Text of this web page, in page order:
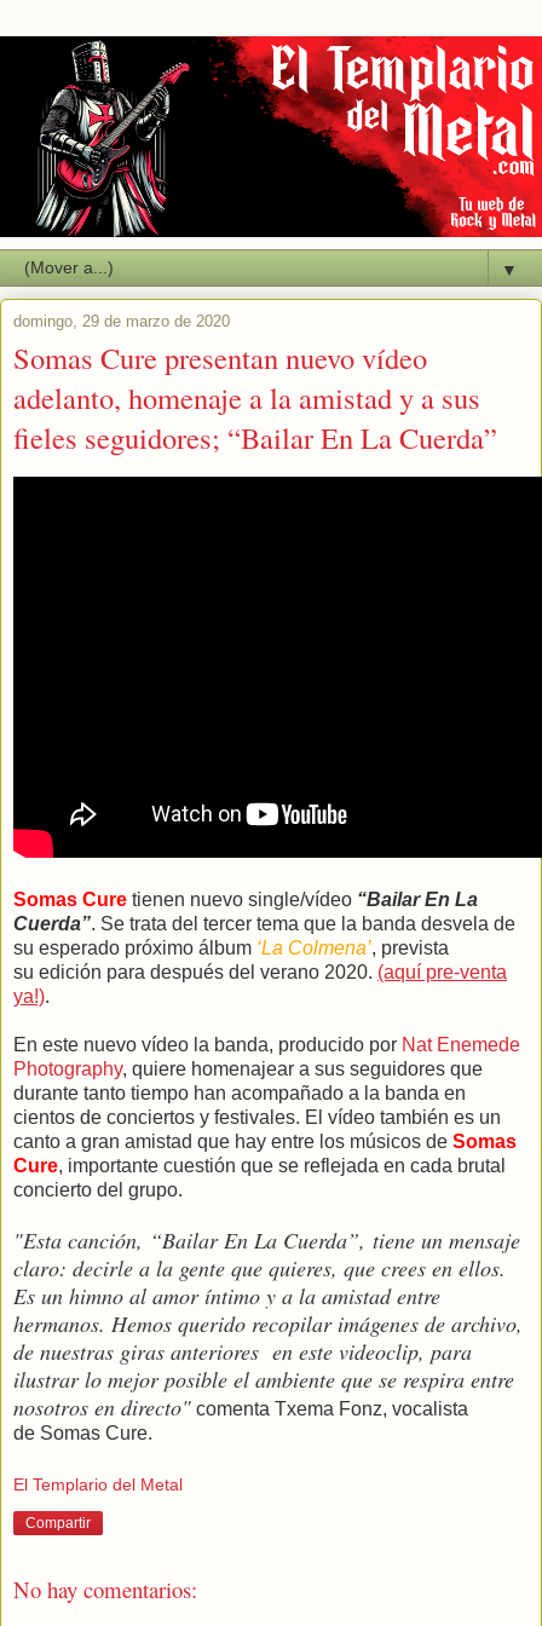
▼
domingo, 29 de marzo de 2020
Somas Cure presentan nuevo vídeo
adelanto, homenaje a la amistad y a sus
fieles seguidores; “Bailar En La Cuerda”
Somas Cure tienen nuevo single/vídeo “Bailar En La
Cuerda”. Se trata del tercer tema que la banda desvela de
su esperado próximo álbum ‘La Colmena’, prevista
su edición para después del verano 2020. (aquí pre-venta
ya!).
En este nuevo vídeo la banda, producido por Nat Enemede
Photography, quiere homenajear a sus seguidores que
durante tanto tiempo han acompañado a la banda en
cientos de conciertos y festivales. El vídeo también es un
canto a gran amistad que hay entre los músicos de Somas
Cure, importante cuestión que se reflejada en cada brutal
concierto del grupo.
"Esta canción, “Bailar En La Cuerda”, tiene un mensaje
claro: decirle a la gente que quieres, que crees en ellos.
Es un himno al amor íntimo y a la amistad entre
hermanos. Hemos querido recopilar imágenes de archivo,
de nuestras giras anteriores en este videoclip, para
ilustrar lo mejor posible el ambiente que se respira entre
nosotros en directo" comenta Txema Fonz, vocalista
de Somas Cure.
El Templario del Metal
Compartir
No hay comentarios: